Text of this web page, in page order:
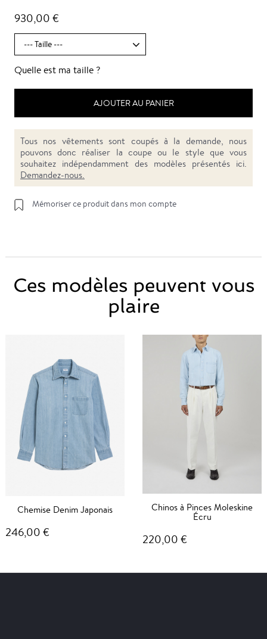
930,00 €
Quelle est ma taille ?
AJOUTER AU PANIER
Tous nos vêtements sont coupés à la demande, nous
pouvons donc réaliser la coupe ou le style que vous
souhaitez indépendamment des modèles présentés ici.
Demandez-nous.
Mémoriser ce produit dans mon compte
Ces modèles peuvent vous
plaire
Chemise Denim Japonais
246,00 €
Chinos à Pinces Moleskine
Écru
220,00 €